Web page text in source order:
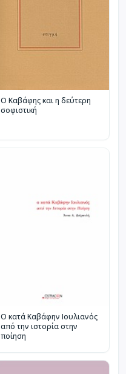
Ο Καβάφης και η δεύτερη
σοφιστική
Ο κατά Καβάφην Ιουλιανός
από την ιστορία στην
ποίηση